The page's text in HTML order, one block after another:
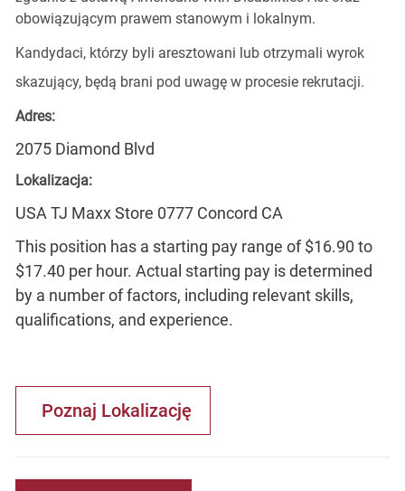
obowiązującym prawem stanowym i lokalnym.
Kandydaci, którzy byli aresztowani lub otrzymali wyrok
skazujący, będą brani pod uwagę w procesie rekrutacji.
Adres:
2075 Diamond Blvd
Lokalizacja:
USA TJ Maxx Store 0777 Concord CA
This position has a starting pay range of $16.90 to
$17.40 per hour. Actual starting pay is determined
by a number of factors, including relevant skills,
qualifications, and experience.
Poznaj Lokalizację